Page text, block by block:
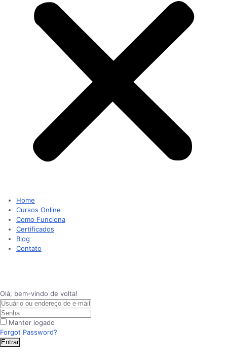
Home
Cursos Online
Como Funciona
Certificados
Blog
Contato
Olá, bem-vindo de volta!
Manter logado
Forgot Password?
Entrar